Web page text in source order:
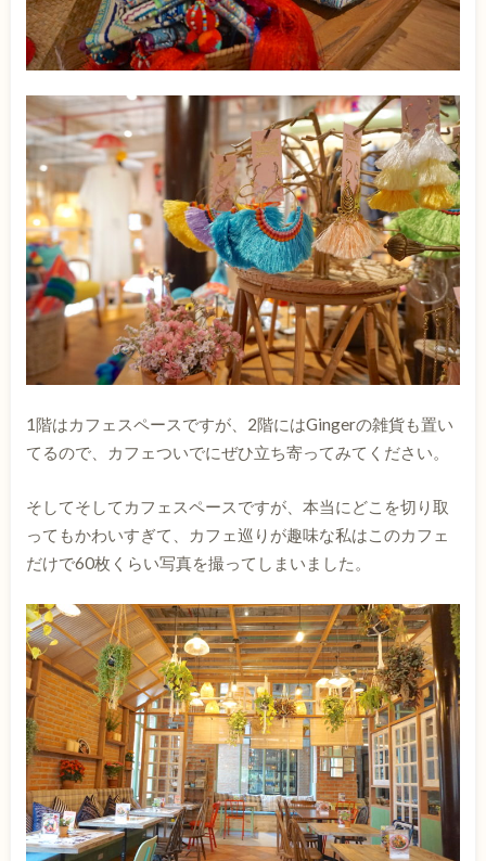
1階はカフェスペースですが、2階にはGingerの雑貨も置い
てるので、カフェついでにぜひ立ち寄ってみてください。
そしてそしてカフェスペースですが、本当にどこを切り取
ってもかわいすぎて、カフェ巡りが趣味な私はこのカフェ
だけで60枚くらい写真を撮ってしまいました。